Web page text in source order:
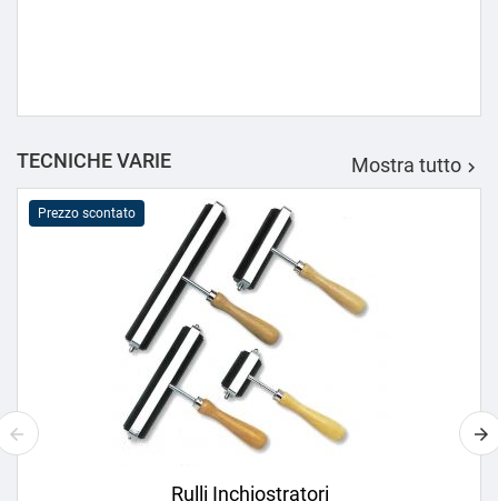
TECNICHE VARIE Mostra tutto 
Prezzo scontato
Rulli Inchiostratori